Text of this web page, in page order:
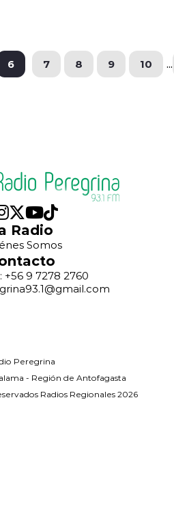
6 7 8 9 10 ...
Radio
Somos
+56 9 7278 2760
Peregrina
- Región de Antofagasta
Radios Regionales 2026